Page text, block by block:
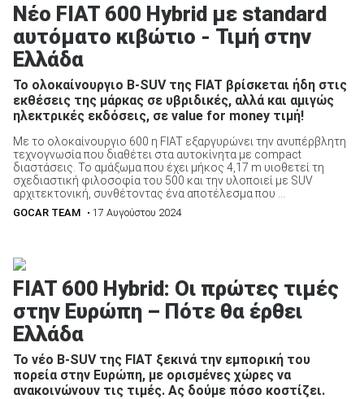
Νέο FIAT 600 Hybrid με standard
αυτόματο κιβώτιο - Τιμή στην
Ελλάδα
Το ολοκαίνουργιο B-SUV της FIAT βρίσκεται ήδη στις
εκθέσεις της μάρκας σε υβριδικές, αλλά και αμιγώς
ηλεκτρικές εκδόσεις, σε value for money τιμή!
Με το ολοκαίνουργιο 600 η FIAT εξαργυρώνει την ανυπέρβλητη
τεχνογνωσία που διαθέτει στα αυτοκίνητα με compact
διαστάσεις. Το αμάξωμα που έχει μήκος 4,17 m υιοθετεί τη
σχεδιαστική φιλοσοφία του 500 και την υλοποιεί με SUV
αρχιτεκτονική, συνθέτοντας ένα αποτέλεσμα που ...
GOCAR TEAM • 17 Αυγούστου 2024
FIAT 600 Hybrid: Οι πρώτες τιμές
στην Ευρώπη – Πότε θα έρθει
Ελλάδα
Το νέο B-SUV της FIAT ξεκινά την εμπορική του
πορεία στην Ευρώπη, με ορισμένες χώρες να
ανακοινώνουν τις τιμές. Ας δούμε πόσο κοστίζει.